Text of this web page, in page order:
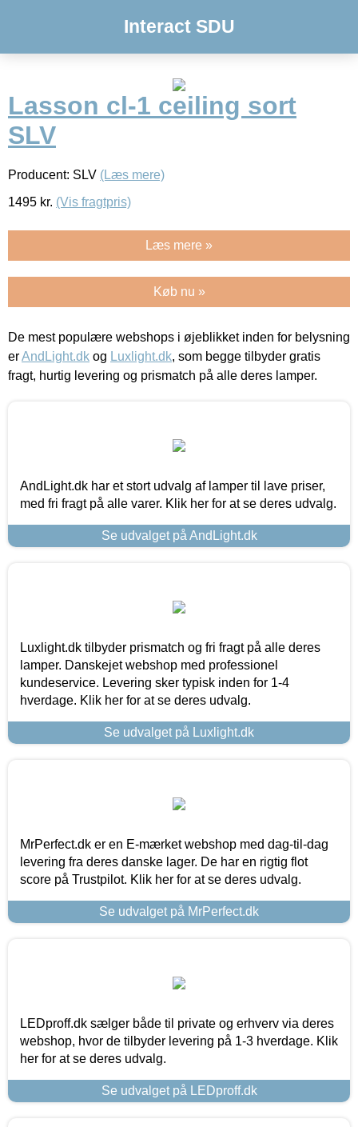
Interact SDU
Lasson cl-1 ceiling sort
SLV
Producent: SLV (Læs mere)
1495 kr. (Vis fragtpris)
Læs mere »
Køb nu »
De mest populære webshops i øjeblikket inden for belysning
erAndLight.dk og Luxlight.dk, som begge tilbyder gratis
fragt, hurtig levering og prismatch på alle deres lamper.
AndLight.dk har et stort udvalg af lamper til lave priser,
med fri fragt på alle varer. Klik her for at se deres udvalg.
Se udvalget på AndLight.dk
Luxlight.dk tilbyder prismatch og fri fragt på alle deres
lamper. Danskejet webshop med professionel
kundeservice. Levering sker typisk inden for 1-4
hverdage. Klik her for at se deres udvalg.
Se udvalget på Luxlight.dk
MrPerfect.dk er en E-mærket webshop med dag-til-dag
levering fra deres danske lager. De har en rigtig flot
score på Trustpilot. Klik her for at se deres udvalg.
Se udvalget på MrPerfect.dk
LEDproff.dk sælger både til private og erhverv via deres
webshop, hvor de tilbyder levering på 1-3 hverdage. Klik
her for at se deres udvalg.
Se udvalget på LEDproff.dk